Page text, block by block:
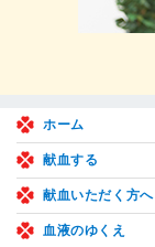
ホーム
献血する
献血いただく方へ
血液のゆくえ